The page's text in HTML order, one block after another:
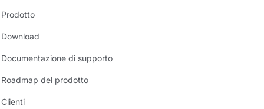
Prodotto
Download
Documentazione di supporto
Roadmap del prodotto
Clienti